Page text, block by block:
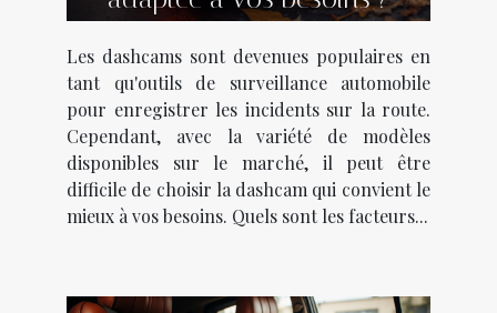
Les dashcams sont devenues populaires en
tant qu'outils de surveillance automobile
pour enregistrer les incidents sur la route.
Cependant, avec la variété de modèles
disponibles sur le marché, il peut être
difficile de choisir la dashcam qui convient le
mieux à vos besoins. Quels sont les facteurs...